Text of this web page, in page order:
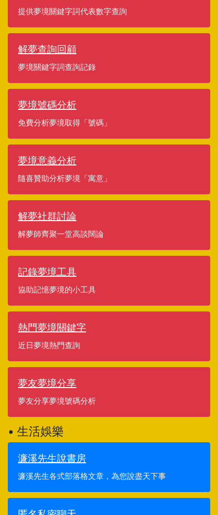
提供夢境關鍵字詞代表數字查詢
解夢查詢回顧
夢境關鍵字詞查詢記錄
夢境號碼分析
免費分析夢境取得「號碼」
夢境意義分析
隨喜贊助分析夢境「寓意」
解夢社群討論
解夢師齊聚一堂高談闊論
記錄夢境工具
協助記憶夢境的小工具
熱門夢境關鍵字
近日夢境熱門查詢
夢友夢境分享
夢友分享夢境號碼分析
• 生活娛樂
濂溪先生說書房
濂溪先生各式部落格文章，為您說盡天下事